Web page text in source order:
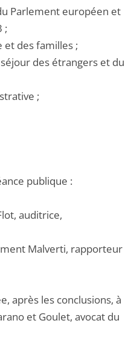
Parlement européen et
;
et des familles ;
des étrangers et du
;
publique :
auditrice,
Malverti, rapporteur
après les conclusions, à
et Goulet, avocat du